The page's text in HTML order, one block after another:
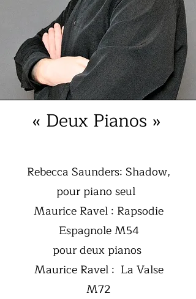
« Deux Pianos »
Rebecca Saunders: Shadow,
pour piano seul
Maurice Ravel : Rapsodie
Espagnole M54
pour deux pianos
Maurice Ravel : La Valse
M72